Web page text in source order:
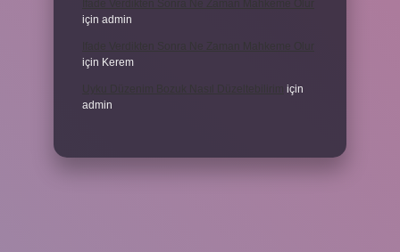
için admin
için Kerem
için
admin